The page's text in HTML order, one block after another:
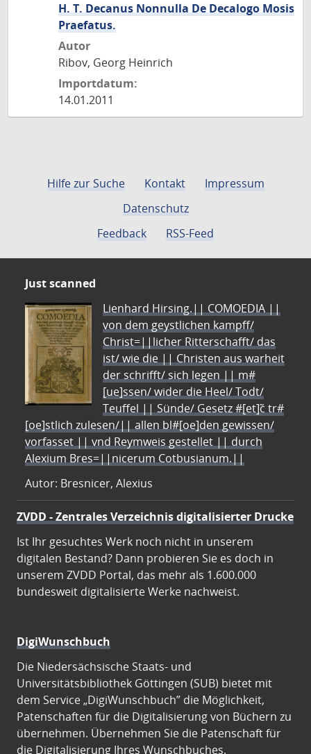
H. T. Decanus Nonnulla De Decalogo Mosis
Praefatus.
Autor
Ribov, Georg Heinrich
Importdatum:
14.01.2011
Hilfe zur Suche Kontakt
Impressum
Datenschutz
Feedback
RSS-Feed
Just scanned
Lienhard Hirsing.|| COMOEDIA ||
von dem geystlichen kampff/
Christ=||licher Ritterschafft/ das
ist/ wie die || Christen aus warheit
der schrifft/ sich legen || m#
[ue]ssen/ wider die Heel/ Todt/
Teuffel || Sünde/ Gesetz #[et]c̃ tr#
[oe]stlich zulesen/|| allen bl#[oe]den gewissen/
vorfasset || vnd Reymweis gestellet || durch
Alexium Bres=||nicerum Cotbusianum.||
Autor: Bresnicer, Alexius
ZVDD - Zentrales Verzeichnis digitalisierter Drucke
Ist Ihr gesuchtes Werk noch nicht in unserem
digitalen Bestand? Dann probieren Sie es doch in
unserem ZVDD Portal, das mehr als 1.600.000
bundesweit digitalisierte Werke nachweist.
DigiWunschbuch
Die Niedersächsische Staats- und
Universitätsbibliothek Göttingen (SUB) bietet mit
dem Service „DigiWunschbuch” die Möglichkeit,
Patenschaften für die Digitalisierung von Büchern zu
übernehmen. Übernehmen Sie die Patenschaft für
die Digitalisierung Ihres Wunschbuches.